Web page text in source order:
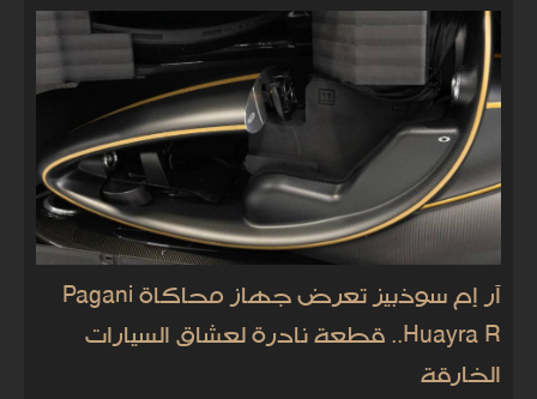
آر إم سوذبيز تعرض جهاز محاكاة Pagani
Huayra R.. قطعة نادرة لعشاق السيارات
الخارقة